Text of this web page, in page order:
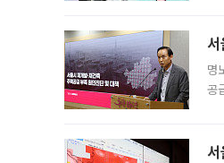
명
공